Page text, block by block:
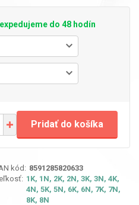
do 48 hodín
Pridať do košíka
kód: 8591285820633
1K, 1N, 2K, 2N, 3K, 3N, 4K,
4N, 5K, 5N, 6K, 6N, 7K, 7N,
8K, 8N